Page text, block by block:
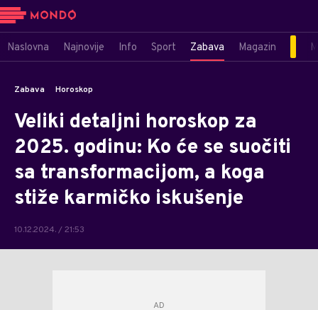
Naslovna Najnovije Info Sport Zabava Magazin
Zabava Horoskop
Veliki detaljni horoskop za
2025. godinu: Ko će se suočiti
sa transformacijom, a koga
stiže karmičko iskušenje
10.12.2024. / 21:53